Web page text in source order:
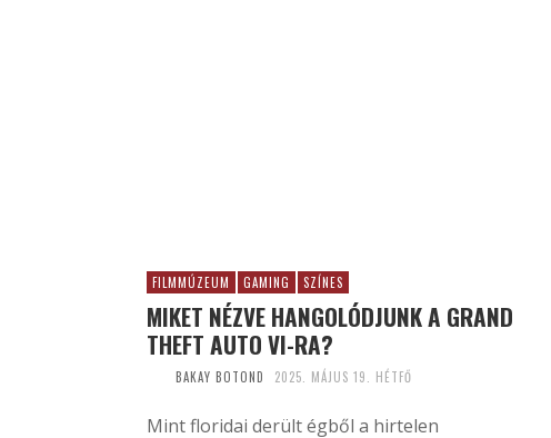
FILMMÚZEUM GAMING SZÍNES
MIKET NÉZVE HANGOLÓDJUNK A GRAND
THEFT AUTO VI-RA?
BAKAY BOTOND 2025. MÁJUS 19. HÉTFŐ
Mint floridai derült égből a hirtelen